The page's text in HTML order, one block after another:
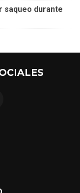
saqueo durante